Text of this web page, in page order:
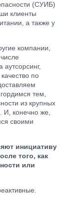
(СУИБ)
клиенты
а также у
компании,
по
тем,
из крупных
конечно же,
своими
инициативу
того, как
или